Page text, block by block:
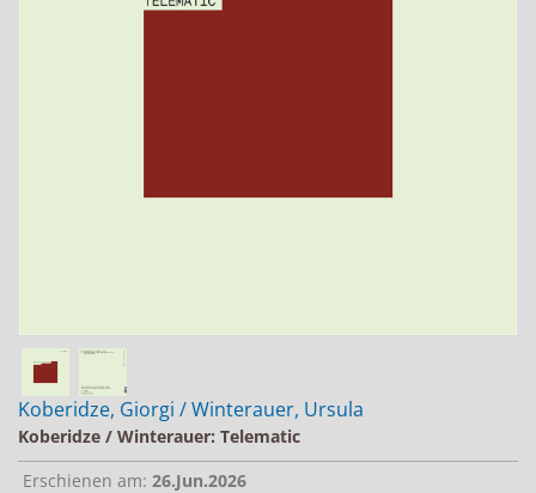
Koberidze, Giorgi / Winterauer, Ursula
Koberidze / Winterauer: Telematic
Erschienen am: 26.Jun.2026